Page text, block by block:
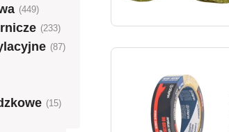
(449)
(233)
(87)
(15)